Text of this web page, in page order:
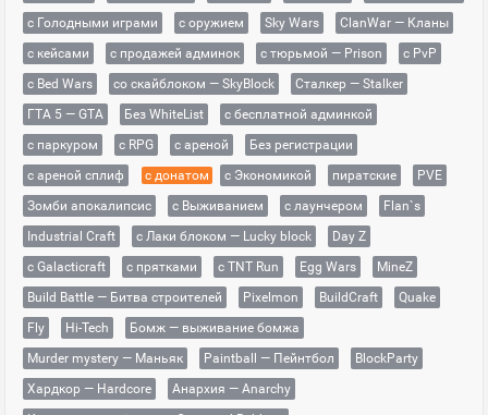
с Голодными играми
с оружием Sky Wars
ClanWar — Кланы
с кейсами
с продажей админок с тюрьмой — Prison
с PvP
с Bed Wars
со скайблоком — SkyBlock
Сталкер — Stalker
ГТА 5 — GTA
Без WhiteList
с бесплатной админкой
с паркуром
с RPG с ареной
Без регистрации
с ареной сплиф
с донатом с Экономикой пиратские
PVE
Зомби апокалипсис
с Выживанием с лаунчером
Flan`s
Industrial Craft
с Лаки блоком — Lucky block
Day Z
с Galacticraft
с прятками с TNT Run Egg Wars
MineZ
Build Battle — Битва строителей
Pixelmon BuildCraft
Quake
Fly
Hi-Tech
Бомж — выживание бомжа
Murder mystery — Маньяк
Paintball — Пейнтбол
BlockParty
Хардкор — Hardcore
Анархия — Anarchy